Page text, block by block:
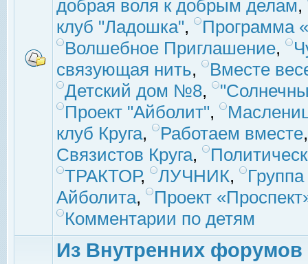
добрая воля к добрым делам,
клуб "Ладошка",
Программа
Волшебное Приглашение,
связующая нить,
Вместе
Детский дом №8,
Проект "Айболит",
клуб Круга, Работаем вместе
Связистов Круга,
ТРАКТОР, ЛУЧНИК,
Айболита,
Проект
Комментарии по детям
Из Внутренних форумов